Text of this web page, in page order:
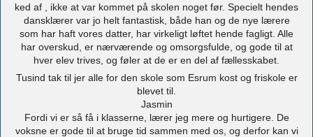
ked af , ikke at var kommet på skolen noget før. Specielt hendes
dansklærer var jo helt fantastisk, både han og de nye lærere
som har haft vores datter, har virkeligt løftet hende fagligt. Alle
har overskud, er nærværende og omsorgsfulde, og gode til at
hver elev trives, og føler at de er en del af fællesskabet.
Tusind tak til jer alle for den skole som Esrum kost og friskole er
blevet til.
Jasmin
Fordi vi er så få i klasserne, lærer jeg mere og hurtigere. De
voksne er gode til at bruge tid sammen med os, og derfor kan vi